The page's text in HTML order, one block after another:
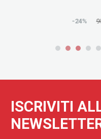
ISCRIVITI